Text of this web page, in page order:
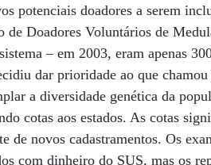
potenciais doadores a serem
Doadores Voluntários de
– em 2003, eram apenas
dar prioridade ao que
a diversidade genética da
cotas aos estados. As cotas
de novos cadastramentos. Os
com dinheiro do SUS, mas os